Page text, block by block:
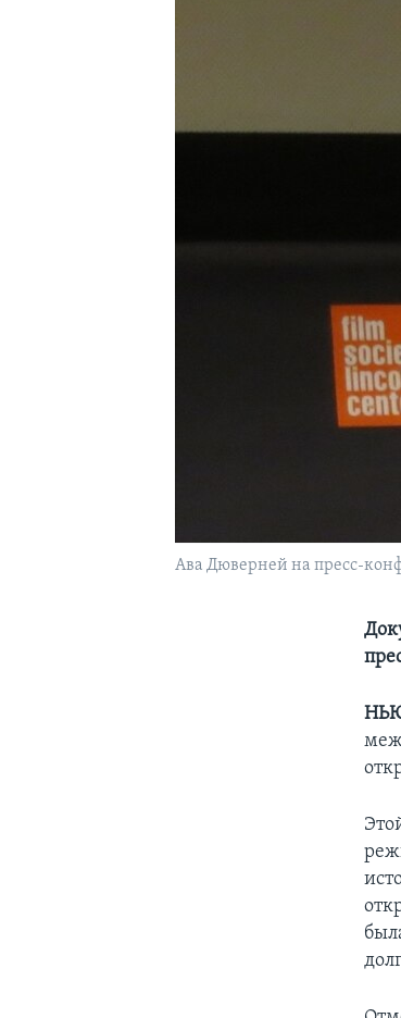
Ава Дюверней на пресс-